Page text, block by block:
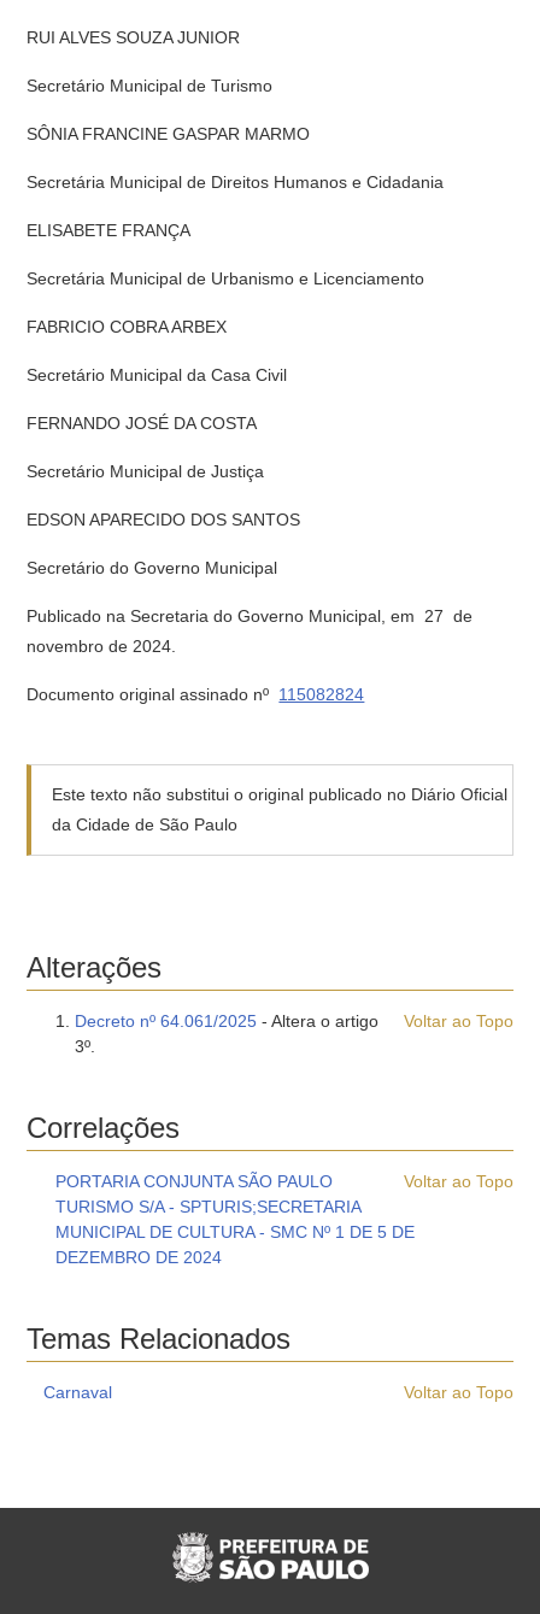
RUI ALVES SOUZA JUNIOR
Secretário Municipal de Turismo
SÔNIA FRANCINE GASPAR MARMO
Secretária Municipal de Direitos Humanos e Cidadania
ELISABETE FRANÇA
Secretária Municipal de Urbanismo e Licenciamento
FABRICIO COBRA ARBEX
Secretário Municipal da Casa Civil
FERNANDO JOSÉ DA COSTA
Secretário Municipal de Justiça
EDSON APARECIDO DOS SANTOS
Secretário do Governo Municipal
Publicado na Secretaria do Governo Municipal, em 27 de
novembro de 2024.
Documento original assinado nº 115082824
Este texto não substitui o original publicado no Diário Oficial
da Cidade de São Paulo
Alterações
Voltar ao Topo
Decreto nº 64.061/2025 - Altera o artigo
3º.
Correlações
Voltar ao Topo
PORTARIA CONJUNTA SÃO PAULO
TURISMO S/A - SPTURIS;SECRETARIA
MUNICIPAL DE CULTURA - SMC Nº 1 DE 5 DE
DEZEMBRO DE 2024
Temas Relacionados
Voltar ao Topo
Carnaval